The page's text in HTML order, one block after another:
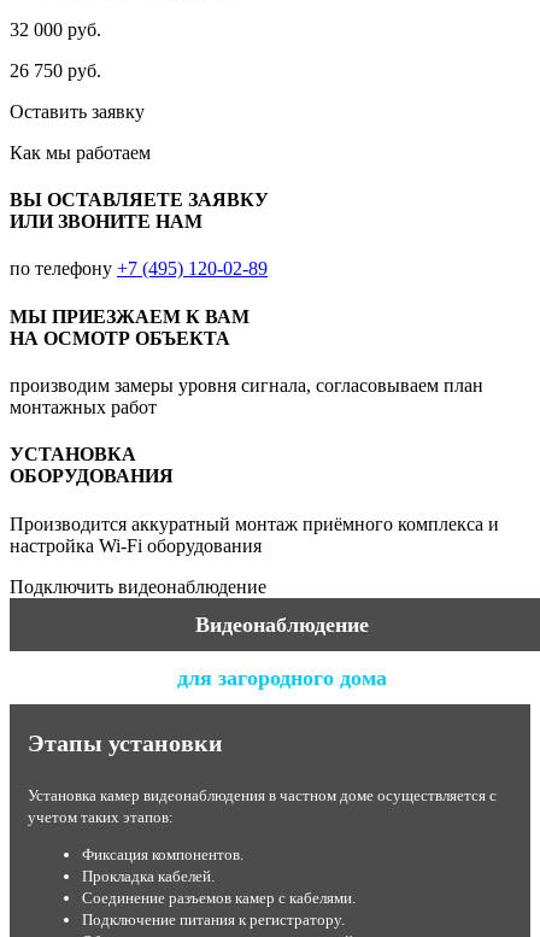
32 000 руб.
26 750 руб.
Оставить заявку
Как мы работаем
ВЫ ОСТАВЛЯЕТЕ ЗАЯВКУ
ИЛИ ЗВОНИТЕ НАМ
по телефону +7 (495) 120-02-89
МЫ ПРИЕЗЖАЕМ К ВАМ
НА ОСМОТР ОБЪЕКТА
производим замеры уровня сигнала, согласовываем план
монтажных работ
УСТАНОВКА
ОБОРУДОВАНИЯ
Производится аккуратный монтаж приёмного комплекса и
настройка Wi-Fi оборудования
Подключить видеонаблюдение
Видеонаблюдение
для загородного дома
Этапы установки
Установка камер видеонаблюдения в частном доме осуществляется с
учетом таких этапов:
Фиксация компонентов.
Прокладка кабелей.
Соединение разъемов камер с кабелями.
Подключение питания к регистратору.